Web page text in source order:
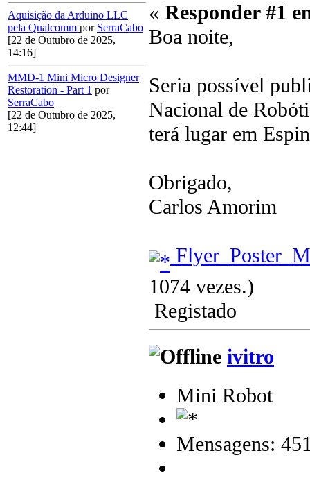
Aquisição da Arduino LLC
pela Qualcomm por SerraCabo
[22 de Outubro de 2025,
14:16]
MMD-1 Mini Micro Designer
Restoration - Part 1 por
SerraCabo
[22 de Outubro de 2025,
12:44]
« Responder #1
Boa noite,
Seria possível
Nacional de
terá lugar em
Obrigado,
Carlos Amorim
1074 vezes.)
Registado
ivitro
Mini Robot
Mensagens: